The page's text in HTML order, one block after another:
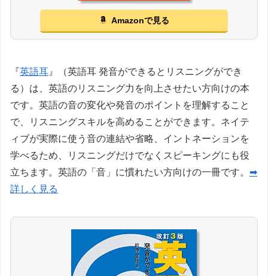
Amazonで見る
『英語耳 』（英語耳 発音ができるとリスニングができ
る）は、英語のリスニング力を向上させたい方向けの本
です。英語の音の変化や発音のポイントを理解すること
で、リスニングスキルを高めることができます。ネイテ
ィブが実際に使う音の連結や省略、イントネーションを
学べるため、リスニングだけでなくスピーキングにも役
立ちます。英語の「音」に慣れたい方向けの一冊です。 ➡
詳しく見る